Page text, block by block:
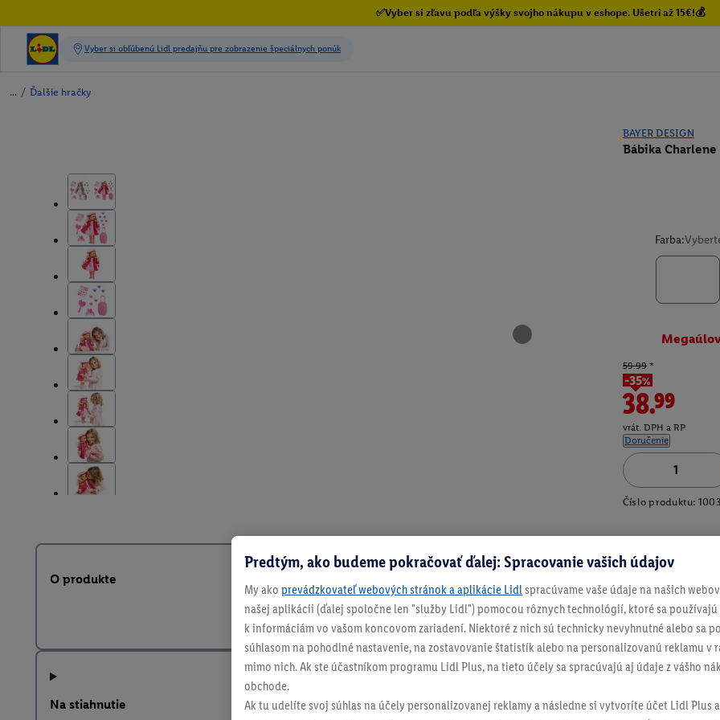
✅Vyber si zľavu podľa výšky svojho nákupu v eshope. Ušetri až 15€!💰
/ Ďalšie hračky
BAYER DESIGN
Bábika Charlene
Farba:
59.99*
-35%
38.99
vrát. DPH a RP
Doručenie
Číslo produktu:
O produkte
Na stiahnutie
Predtým, ako budeme pokračovať ďalej: Spracovanie vašich údajov
My ako prevádzkovateľ webových stránok a aplikácie Lidl spracúvame vaše údaje na našich
našej aplikácii (ďalej spoločne len "služby Lidl") pomocou rôznych technológií, ktoré sa
k informáciám vo vašom koncovom zariadení. Niektoré z nich sú technicky nevyhnutné alebo sa
súhlasom na pohodlné nastavenie, na zostavovanie štatistík alebo na personalizovanú reklamu v
mimo nich. Ak ste účastníkom programu Lidl Plus, na tieto účely sa spracúvajú aj údaje z vášho
obchode.
Ak tu udelíte svoj súhlas na účely personalizovanej reklamy a následne si vytvoríte účet Lidl Plus